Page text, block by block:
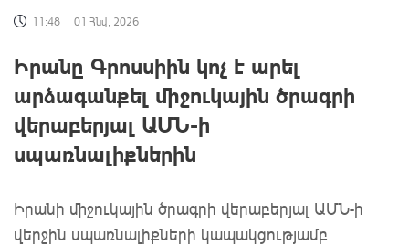
11:48 01 Հնվ, 2026
Իրանը Գրոսսիին կոչ է արել
արձագանքել միջուկային ծրագրի
վերաբերյալ ԱՄՆ-ի
սպառնալիքներին
Իրանի միջուկային ծրագրի վերաբերյալ ԱՄՆ-ի
վերջին սպառնալիքների կապակցությամբ